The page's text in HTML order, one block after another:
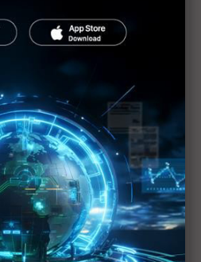
是轉機 三大布局推進成長
先落地 汽車零組件15%、航
獲白宮豁免可繼續在美賣
嚴陳莉蓮：AI賦能強化核